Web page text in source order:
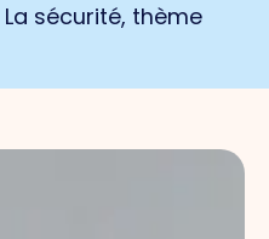
La sécurité, thème